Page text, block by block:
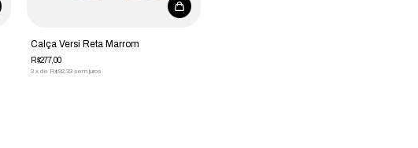
Calça Versi Reta Marrom
R$277,00
3 x de R$92,33 sem juros